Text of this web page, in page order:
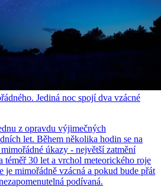
Jediná noc spojí dva vzácné
z opravdu výjimečných
let. Během několika hodin se na
úkazy - největší zatmění
téměř 30 let a vrchol meteorického roje
je mimořádně vzácná a pokud bude přát
podívaná.